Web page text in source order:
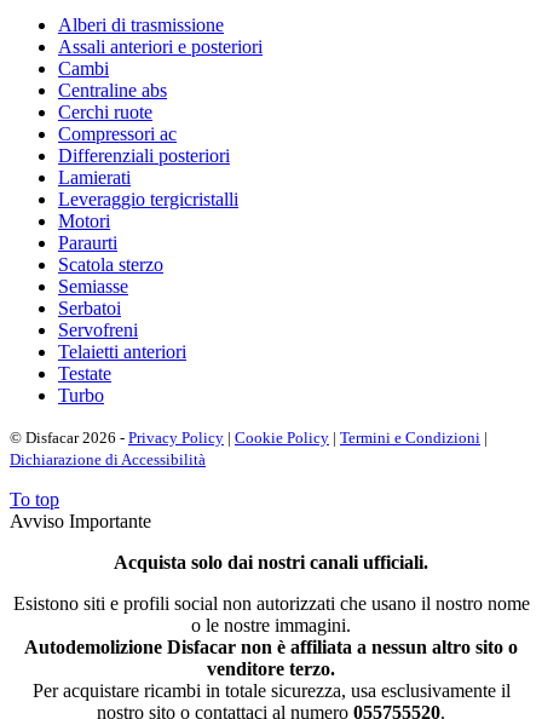
Alberi di trasmissione
Assali anteriori e posteriori
Cambi
Centraline abs
Cerchi ruote
Compressori ac
Differenziali posteriori
Lamierati
Leveraggio tergicristalli
Motori
Paraurti
Scatola sterzo
Semiasse
Serbatoi
Servofreni
Telaietti anteriori
Testate
Turbo
© Disfacar 2026 - Privacy Policy | Cookie Policy | Termini e Condizioni |
Dichiarazione di Accessibilità
To top
Avviso Importante
Acquista solo dai nostri canali ufficiali.
Esistono siti e profili social non autorizzati che usano il nostro nome
o le nostre immagini.
Autodemolizione Disfacar non è affiliata a nessun altro sito o
venditore terzo.
Per acquistare ricambi in totale sicurezza, usa esclusivamente il
nostro sito o contattaci al numero 055755520.